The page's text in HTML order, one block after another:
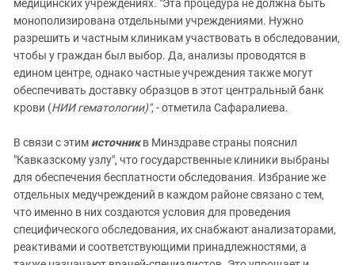
медицинских учреждениях. "Эта процедура не должна быть
монополизирована отдельными учреждениями. Нужно
разрешить и частным клиникам участвовать в обследовании,
чтобы у граждан был выбор. Да, анализы проводятся в
едином центре, однако частные учреждения также могут
обеспечивать доставку образцов в этот центральный банк
крови (НИИ гематологии)", - отметила Сафаралиева.
В связи с этим источник в Минздраве страны пояснил
"Кавказскому узлу", что государственные клиники выбраны
для обеспечения бесплатности обследования. Избрание же
отдельных медучреждений в каждом районе связано с тем,
что именно в них создаются условия для проведения
специфического обследования, их снабжают анализаторами,
реактивами и соответствующими принадлежностями, а